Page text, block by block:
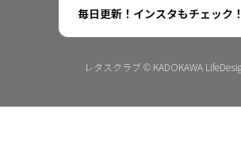
毎日更新！インスタもチェック！
レタスクラブ © KADOKAWA